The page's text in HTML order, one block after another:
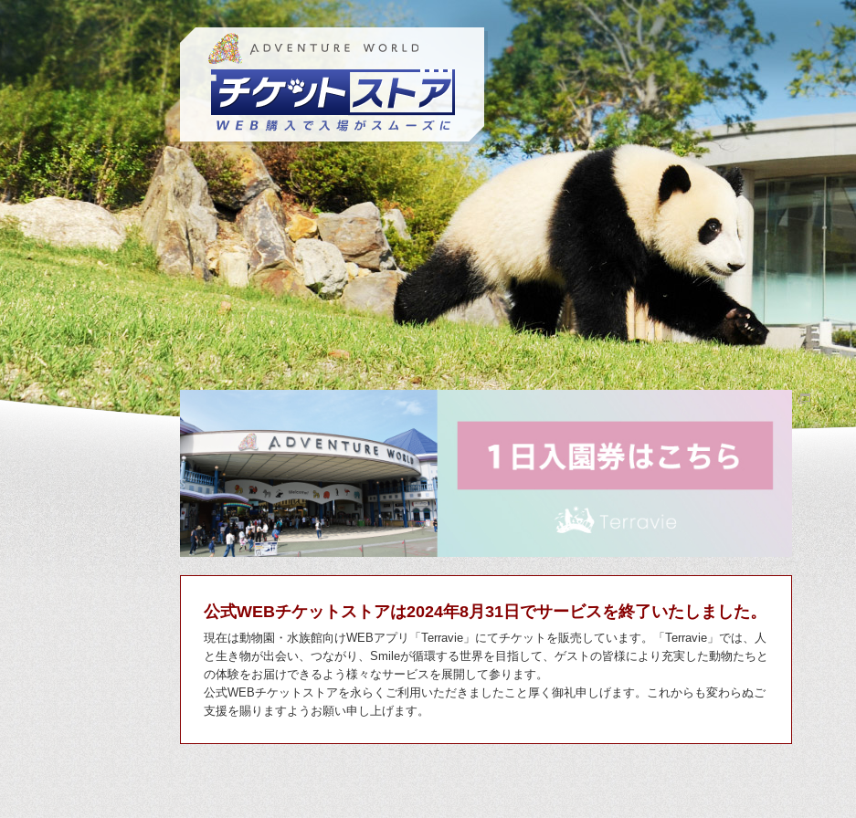
公式WEBチケットストアは2024年8月31日でサービスを終了いたしました。
現在は動物園・水族館向けWEBアプリ「Terravie」にてチケットを販売しています。「Terravie」では、人
と生き物が出会い、つながり、Smileが循環する世界を目指して、ゲストの皆様により充実した動物たちと
の体験をお届けできるよう様々なサービスを展開して参ります。
公式WEBチケットストアを永らくご利用いただきましたこと厚く御礼申しげます。これからも変わらぬご
支援を賜りますようお願い申し上げます。